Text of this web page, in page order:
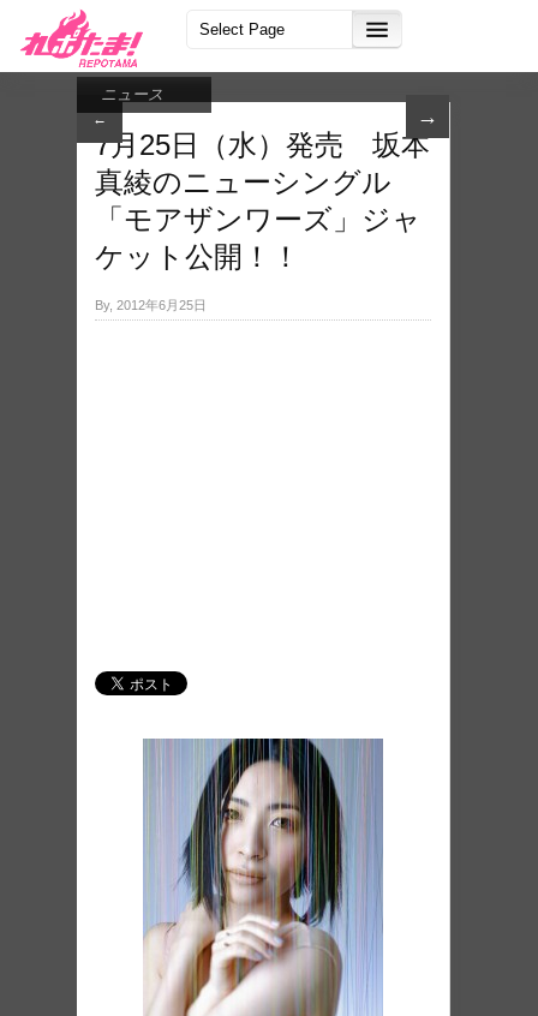
← →
ニュース
7​月25日（水）発売 坂本
真綾のニューシ​ングル
「モアザンワー​ズ」ジャ
ケット公開！​！
By, 2012年6月25日